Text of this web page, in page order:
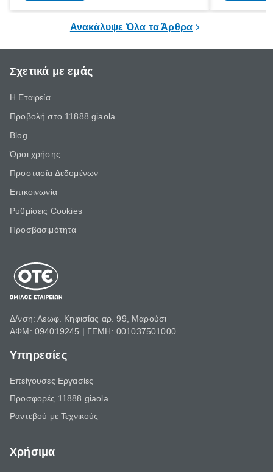
ηλεκτρολόγου είναι πιθανόν απαραίτητη.
Ανακάλυψε Όλα τα Άρθρα
Σχετικά με εμάς
Η Εταιρεία
Προβολή στο 11888 giaola
Blog
Όροι χρήσης
Προστασία Δεδομένων
Επικοινωνία
Ρυθμίσεις Cookies
Προσβασιμότητα
Δ/νση: Λεωφ. Κηφισίας αρ. 99, Μαρούσι
ΑΦΜ: 094019245 | ΓΕΜΗ: 001037501000
Υπηρεσίες
Επείγουσες Εργασίες
Προσφορές 11888 giaola
Ραντεβού με Τεχνικούς
Χρήσιμα